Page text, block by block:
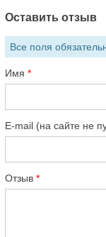
Оставить отзыв
Все поля
Имя
E-mail (на сайте не
Отзыв